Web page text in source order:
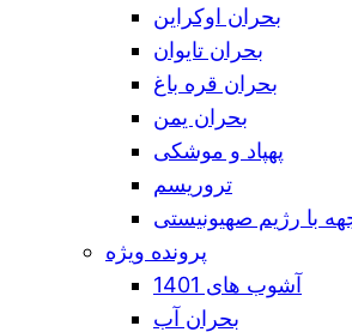
بحران اوکراین
بحران تایوان
بحران قره باغ
بحران یمن
پهپاد و موشکی
تروریسم
با رژیم صهیونیستی
پرونده ویژه
آشوب های 1401
بحران آب